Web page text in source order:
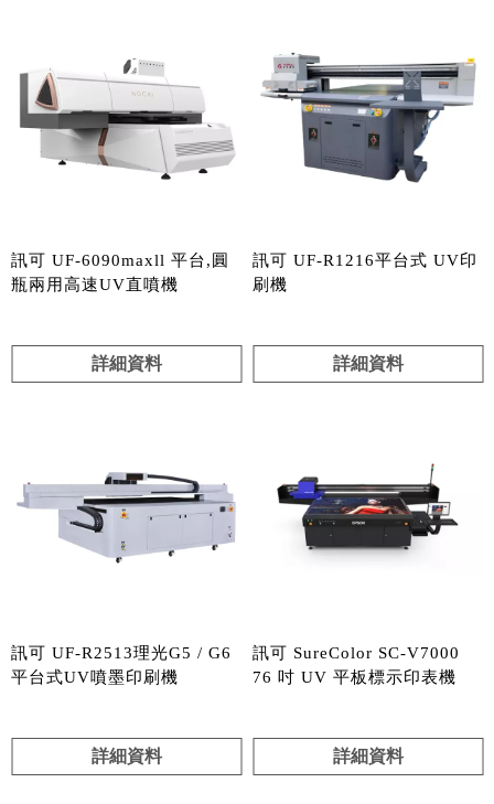
訊可 UF-6090maxll 平台,圓
瓶兩用高速UV直噴機
詳細資料
訊可 UF-R1216平台式 UV印
刷機
詳細資料
訊可 UF-R2513理光G5 / G6
平台式UV噴墨印刷機
詳細資料
訊可 SureColor SC-V7000
76 吋 UV 平板標示印表機
詳細資料